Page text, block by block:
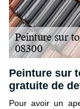
Peinture sur
gratuite de
Pour avoir un